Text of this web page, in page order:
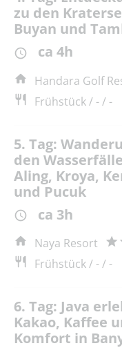
zu den
Buyan und
ca 4h
Handara Golf
Frühstück / - / -
5. Tag:
den
Aling, Kroya,
und Pucuk
ca 3h
Naya Resort
Frühstück / - / -
6. Tag: Java
Kakao, Kaffee
Komfort in